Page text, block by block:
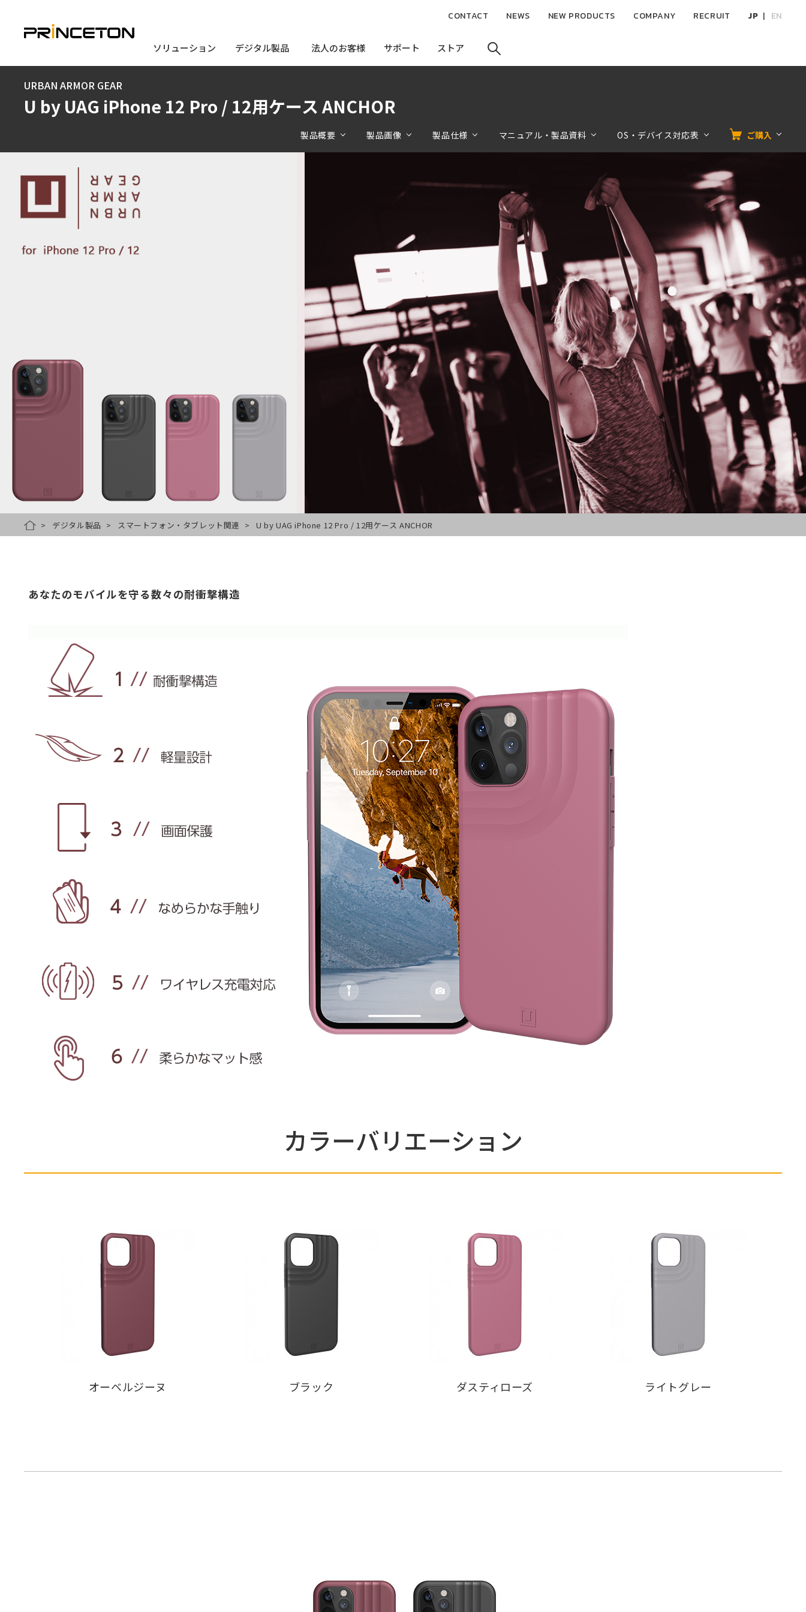
ン
ソリューション
ソリューション デジタル製品
デジタル製品 法人のお客様
法人のお客様 サポート
サポート ストア
ストア
CONTACT NEWS NEW PRODUCTS COMPANY RECRUIT JP EN
URBAN ARMOR GEAR
U by UAG iPhone 12 Pro / 12用ケース ANCHOR
製品概要 製品画像 製品仕様 マニュアル・製品資料 OS・デバイス対応表 ご購入
HOMEデジタル製品 スマートフォン・タブレット関連 U by UAG iPhone 12 Pro / 12用ケース ANCHOR
あなたのモバイルを守る数々の耐衝撃構造
カラーバリエーション
オーベルジーヌ ブラック ダスティローズ ライトグレー